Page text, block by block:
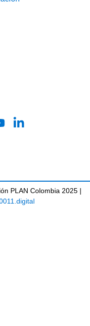
PLAN Colombia 2025 |